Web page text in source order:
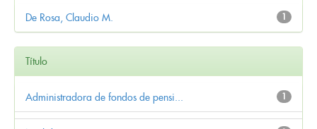
1
De Rosa, Claudio M.
Título
1
Administradora de fondos de pensi...